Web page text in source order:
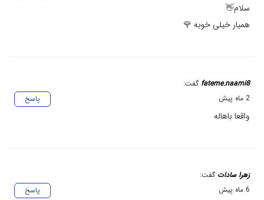
سلام👋
همیار خیلی خوبه 🌹
fateme.naami8 گفت:
پاسخ
2 ماه پیش
واقعا باهاله
زهرا سادات گفت:
پاسخ
6 ماه پیش